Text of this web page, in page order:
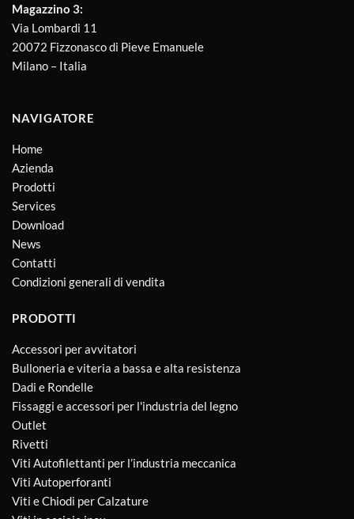
Magazzino 3:
Via Lombardi 11
20072 Fizzonasco di Pieve Emanuele
Milano – Italia
NAVIGATORE
Home
Azienda
Prodotti
Services
Download
News
Contatti
Condizioni generali di vendita
PRODOTTI
Accessori per avvitatori
Bulloneria e viteria a bassa e alta resistenza
Dadi e Rondelle
Fissaggi e accessori per l'industria del legno
Outlet
Rivetti
Viti Autofilettanti per l’industria meccanica
Viti Autoperforanti
Viti e Chiodi per Calzature